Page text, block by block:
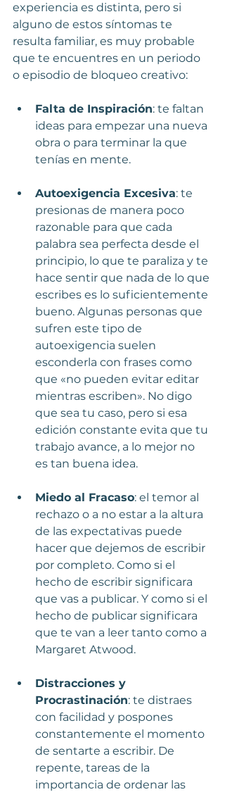
experiencia es distinta, pero si
alguno de estos síntomas te
resulta familiar, es muy probable
que te encuentres en un periodo
o episodio de bloqueo creativo:
Falta de Inspiración: te faltan
ideas para empezar una nueva
obra o para terminar la que
tenías en mente.
Autoexigencia Excesiva: te
presionas de manera poco
razonable para que cada
palabra sea perfecta desde el
principio, lo que te paraliza y te
hace sentir que nada de lo que
escribes es lo suficientemente
bueno. Algunas personas que
sufren este tipo de
autoexigencia suelen
esconderla con frases como
que «no pueden evitar editar
mientras escriben». No digo
que sea tu caso, pero si esa
edición constante evita que tu
trabajo avance, a lo mejor no
es tan buena idea.
Miedo al Fracaso: el temor al
rechazo o a no estar a la altura
de las expectativas puede
hacer que dejemos de escribir
por completo. Como si el
hecho de escribir significara
que vas a publicar. Y como si el
hecho de publicar significara
que te van a leer tanto como a
Margaret Atwood.
Distracciones y
Procrastinación: te distraes
con facilidad y pospones
constantemente el momento
de sentarte a escribir. De
repente, tareas de la
importancia de ordenar las